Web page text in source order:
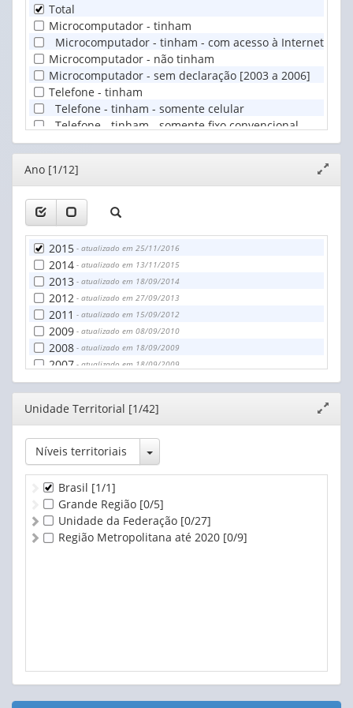
Total
Microcomputador - tinham
Microcomputador - tinham - com acesso à Internet
Microcomputador - não tinham
Microcomputador - sem declaração [2003 a 2006]
Telefone - tinham
Telefone - tinham - somente celular
Telefone - tinham - somente fixo convencional
Telefone - tinham - celular e fixo convencional
Telefone - tinham - sem declaração [2003 a 2006]
Telefone - não tinham
Telefone - sem declaração [2003 a 2006]
Editor
janela
Ano [1/12]
2015 - atualizado em 25/11/2016
2014 - atualizado em 13/11/2015
2013 - atualizado em 18/09/2014
2012 - atualizado em 27/09/2013
2011 - atualizado em 15/09/2012
2009 - atualizado em 08/09/2010
2008 - atualizado em 18/09/2009
2007 - atualizado em 18/09/2009
2006- atualizado em 13/04/2010
2005
2004 - atualizado em 09/04/2010
2003
Editor
janela
Unidade Territorial [1/42]
Níveis territoriais Toggle Dropdown
Brasil [1/1]
Grande Região [0/5]
Unidade da Federação [0/27]
Região Metropolitana até 2020 [0/9]